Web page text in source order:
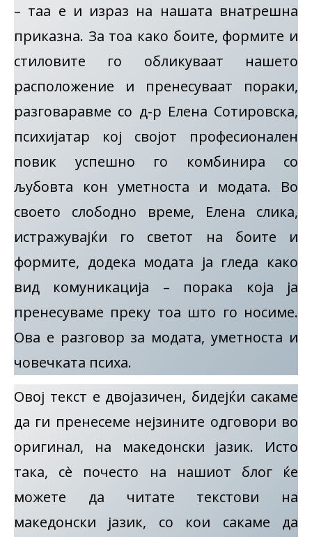
– таа е и израз на нашата внатрешна
приказна. За тоа како боите, формите и
стиловите го обликуваат нашето
расположение и пренесуваат пораки,
разговаравме со д-р Елена Сотировска,
психијатар кој својот професионален
повик успешно го комбинира со
љубовта кон уметноста и модата. Во
своето слободно време, Елена слика,
истражувајќи го светот на боите и
формите, додека модата ја гледа како
вид комуникација – порака која ја
пренесуваме преку тоа што го носиме.
Ова е разговор за модата, уметноста и
човечката психа.
Овој текст е двојазичен, бидејќи сакаме
да ги пренесеме нејзините одговори во
оригинал, на македонски јазик. Исто
така, сè почесто на нашиот блог ќе
можете да читате текстови на
македонски јазик, со кои сакаме да